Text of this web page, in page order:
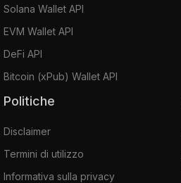
Solana Wallet API
EVM Wallet API
DeFi API
Bitcoin (xPub) Wallet API
Politiche
Disclaimer
Termini di utilizzo
Informativa sulla privacy